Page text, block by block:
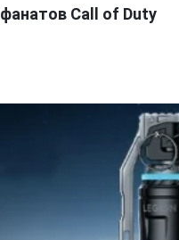
фанатов Call of Duty